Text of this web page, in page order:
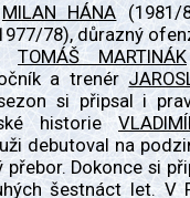
MILAN HÁNA(1981/
78), důrazný
TOMÁŠ MARTINÁK
a trenér
si připsal i
historie
debutoval na
přebor. Dokonce si
šestnáct let. V